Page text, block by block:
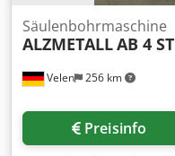
Velen 256 km
Säulenbohrmaschine
ALZMETALLAB 4 ST
Preisinfo